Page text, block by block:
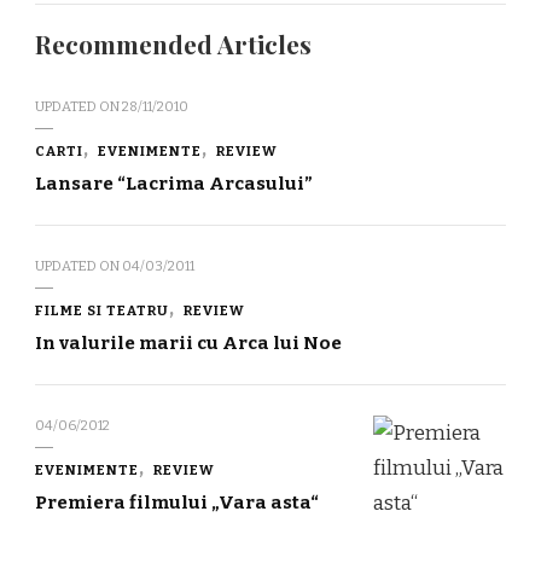
Recommended Articles
UPDATED ON28/11/2010
CARTI EVENIMENTE REVIEW
Lansare “Lacrima Arcasului”
UPDATED ON 04/03/2011
FILME SI TEATRU REVIEW
In valurile marii cu Arca lui Noe
04/06/2012
EVENIMENTE REVIEW
Premiera filmului „Vara asta“